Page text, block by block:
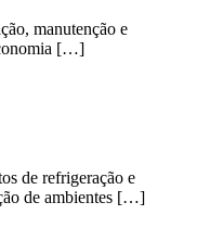
manutenção e
[…]
de refrigeração e
de ambientes […]